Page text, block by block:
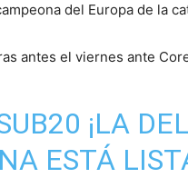
del Europa de la
antes el viernes ante
¡LA
ESTÁ